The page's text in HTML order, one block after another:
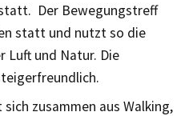
Der Bewegungstreff
statt und nutzt so die
Luft und Natur. Die
zusammen aus Walking,